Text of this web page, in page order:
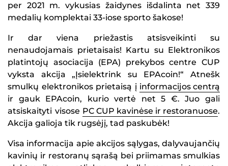
per 2021 m. vykusias žaidynes išdalinta net 339
medalių komplektai 33-iose sporto šakose!
Ir dar viena priežastis atsisveikinti su
nenaudojamais prietaisais! Kartu su Elektronikos
platintojų asociacija (EPA) prekybos centre CUP
vyksta akcija „Įsielektrink su EPAcoin!“ Atnešk
smulkų elektronikos prietaisą į informacijos centrą
ir gauk EPAcoin, kurio vertė net 5 €. Juo gali
atsiskaityti visose PC CUP kavinėse ir restoranuose.
Akcija galioja tik rugsėjį, tad paskubėk!
Visa informacija apie akcijos sąlygas, dalyvaujančių
kavinių ir restoranų sąrašą bei priimamas smulkias